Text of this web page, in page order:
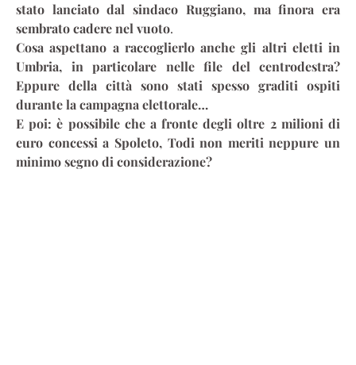
stato lanciato dal sindaco Ruggiano, ma finora era
sembrato cadere nel vuoto.
Cosa aspettano a raccoglierlo anche gli altri eletti in
Umbria, in particolare nelle file del centrodestra?
Eppure della città sono stati spesso graditi ospiti
durante la campagna elettorale…
E poi: è possibile che a fronte degli oltre 2 milioni di
euro concessi a Spoleto, Todi non meriti neppure un
minimo segno di considerazione?